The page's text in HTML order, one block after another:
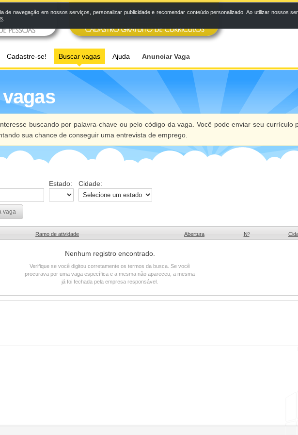
Cadastre-se! Buscar vagas Ajuda Anunciar Vaga
buscando por palavra-chave ou pelo código da vaga. Você pode enviar seu currículo
sua chance de conseguir uma entrevista de emprego.
Estado: Cidade:
vaga
Ramo de atividade Abertura Nº
Nenhum registro encontrado.
Verifique se você digitou corretamente os termos da busca. Se você
procurava por uma vaga específica e a mesma não apareceu, a mesma
já foi fechada pela empresa responsável.
navegação em nossos serviços, personalizar publicidade e recomendar conteúdo personalizado. Ao utilizar nossos